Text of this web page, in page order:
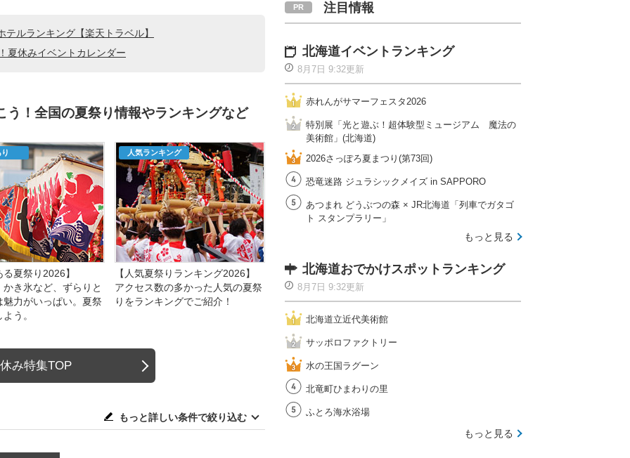
ルランキング【楽天トラベル】
夏休みイベントカレンダー
！全国の夏祭り情報やランキングなど
夏祭り2026】
かき氷など、ずらりと
魅力がいっぱい。夏祭
う。
人気ランキング
【人気夏祭りランキング2026】
アクセス数の多かった人気の夏祭
りをランキングでご紹介！
み特集TOP
もっと詳しい条件で絞り込む
注目情報
北海道イベントランキング
8月7日 9:32更新
赤れんがサマーフェスタ2026
特別展「光と遊ぶ！超体験型ミュージアム 魔法の
美術館」(北海道)
2026さっぽろ夏まつり(第73回)
恐竜迷路 ジュラシックメイズ in SAPPORO
あつまれ どうぶつの森 × JR北海道「列車でガタゴ
ト スタンプラリー」
もっと見る
北海道おでかけスポットランキング
8月7日 9:32更新
北海道立近代美術館
サッポロファクトリー
水の王国ラグーン
北竜町ひまわりの里
ふとろ海水浴場
もっと見る